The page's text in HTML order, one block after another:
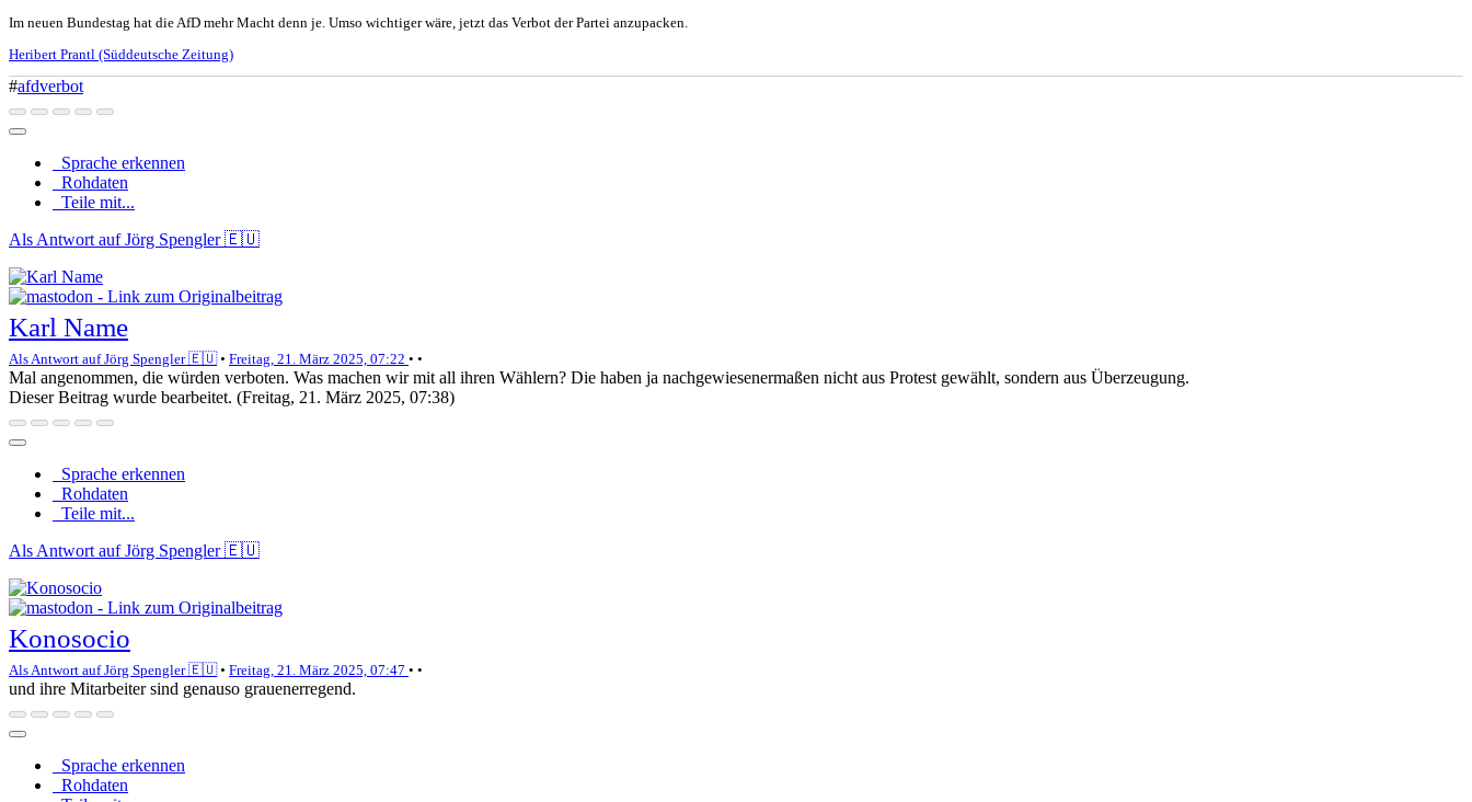
Im neuen Bundestag hat die AfD mehr Macht denn je. Umso wichtiger wäre, jetzt das Verbot der Partei anzupacken.
Heribert Prantl (Süddeutsche Zeitung)
#afdverbot
Sprache erkennen
Rohdaten
Teile mit...
Als Antwort auf Jörg Spengler 🇪🇺
Karl Name
Als Antwort auf Jörg Spengler 🇪🇺 • Freitag, 21. März 2025, 07:22 • •
Mal angenommen, die würden verboten. Was machen wir mit all ihren Wählern? Die haben ja nachgewiesenermaßen nicht aus Protest gewählt, sondern aus Überzeugung.
Dieser Beitrag wurde bearbeitet. (Freitag, 21. März 2025, 07:38)
Sprache erkennen
Rohdaten
Teile mit...
Als Antwort auf Jörg Spengler 🇪🇺
Konosocio
Als Antwort auf Jörg Spengler 🇪🇺 • Freitag, 21. März 2025, 07:47 • •
und ihre Mitarbeiter sind genauso grauenerregend.
Sprache erkennen
Rohdaten